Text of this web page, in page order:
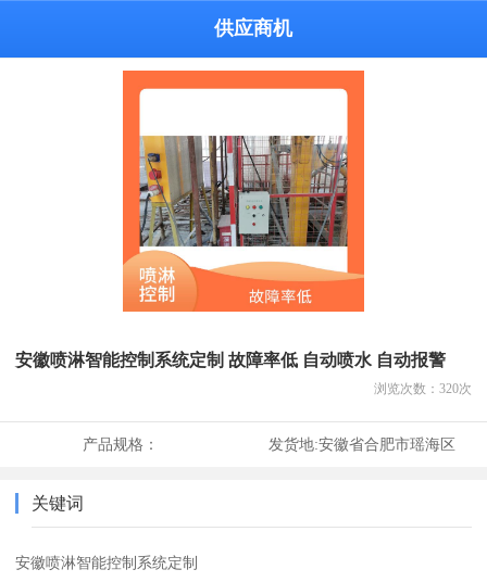
供应商机
安徽喷淋智能控制系统定制 故障率低 自动喷水 自动报警
浏览次数： 320次
产品规格： 发货地:安徽省合肥市瑶海区
关键词
安徽喷淋智能控制系统定制